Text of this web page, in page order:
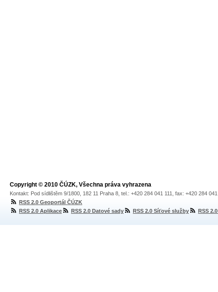
Copyright © 2010 ČÚZK, Všechna práva vyhrazena
Kontakt: Pod sídlištěm 9/1800, 182 11 Praha 8, tel.: +420 284 041 111, fax: +420 284
RSS 2.0 Geoportál ČÚZK
RSS 2.0 Aplikace
RSS 2.0 Datové sady RSS 2.0 Síťové služby RSS